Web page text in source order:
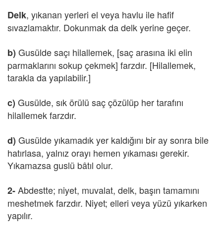
Delk, yıkanan yerleri el veya havlu ile hafif
sıvazlamaktır. Dokunmak da delk yerine geçer.
b) Gusülde saçı hilallemek, [saç arasına iki elin
parmaklarını sokup çekmek] farzdır. [Hilallemek,
tarakla da yapılabilir.]
c) Gusülde, sık örülü saç çözülüp her tarafını
hilallemek farzdır.
d) Gusülde yıkamadık yer kaldığını bir ay sonra bile
hatırlasa, yalnız orayı hemen yıkaması gerekir.
Yıkamazsa guslü bâtıl olur.
2-Abdestte; niyet, muvalat, delk, başın tamamını
meshetmek farzdır. Niyet; elleri veya yüzü yıkarken
yapılır.